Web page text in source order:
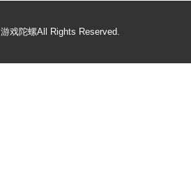
游戏陀螺All Rights Reserved.